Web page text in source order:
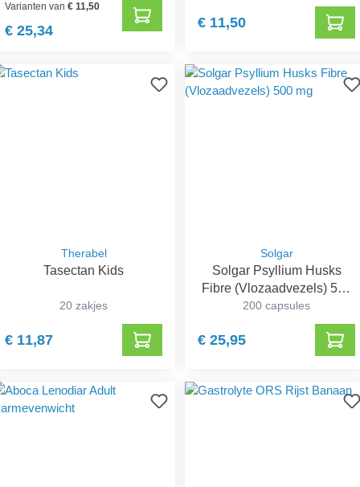
Varianten van€ 11,50
€ 25,34
€ 11,50
Therabel
Tasectan Kids
20 zakjes
€ 11,87
Solgar
Solgar Psyllium Husks
Fibre (Vlozaadvezels) 500
mg
200 capsules
€ 25,95